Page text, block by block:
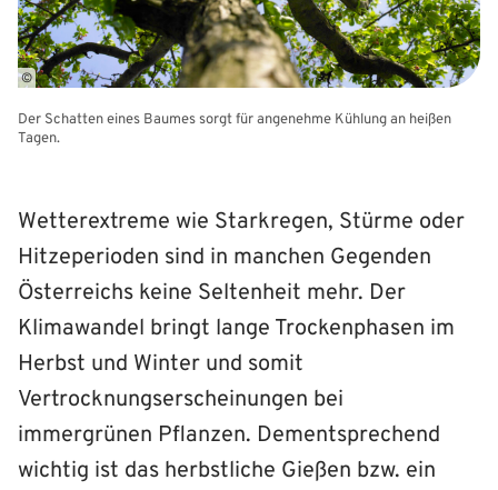
©
Der Schatten eines Baumes sorgt für angenehme Kühlung an heißen
Tagen.
Wetterextreme wie Starkregen, Stürme oder
Hitzeperioden sind in manchen Gegenden
Österreichs keine Seltenheit mehr. Der
Klimawandel bringt lange Trockenphasen im
Herbst und Winter und somit
Vertrocknungserscheinungen bei
immergrünen Pflanzen. Dementsprechend
wichtig ist das herbstliche Gießen bzw. ein